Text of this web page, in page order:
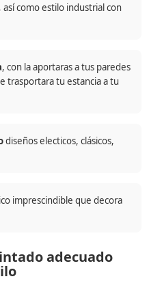
como estilo industrial con
, con la aportaras a tus paredes
trasportara tu estancia a tu
diseños electicos, clásicos,
imprescindible que decora
adecuado